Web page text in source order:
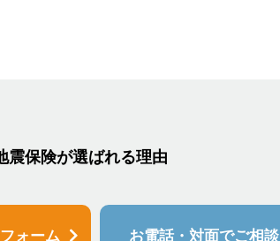
震保険が選ばれる理由
ォーム お電話・対面でご相談